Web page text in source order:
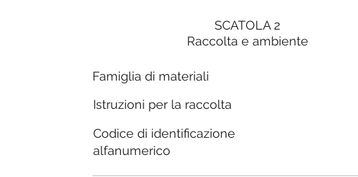
SCATOLA 2
Raccolta e ambiente
Famiglia di materiali
Istruzioni per la raccolta
Codice di identificazione
alfanumerico